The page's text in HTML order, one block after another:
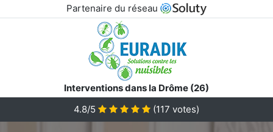
Partenaire du réseau
Interventions dans la Drôme (26)
4.8/5
(117 votes)